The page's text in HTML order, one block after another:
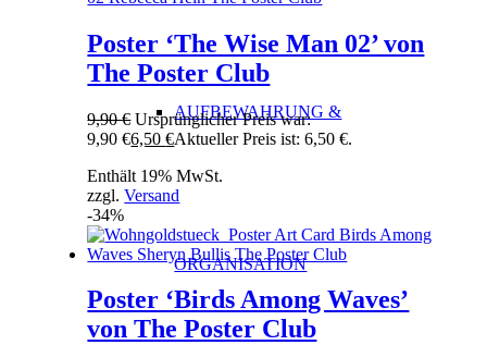
AUFBEWAHRUNG &
ORGANISATION
Poster ‘The Wise Man 02’ von
The Poster Club
9,90€ Ursprünglicher Preis war:
9,90 €6,50€Aktueller Preis ist: 6,50 €.
Enthält 19% MwSt.
zzgl.Versand
-34%
Poster ‘Birds Among Waves’
von The Poster Club